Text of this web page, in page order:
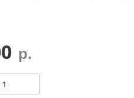
р.